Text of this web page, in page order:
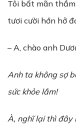
Tôi bất mãn
tươi cười hớn hở
– A, chào anh
Anh ta không sợb
sức khỏe lắm!
À, nghĩ lại thì đây